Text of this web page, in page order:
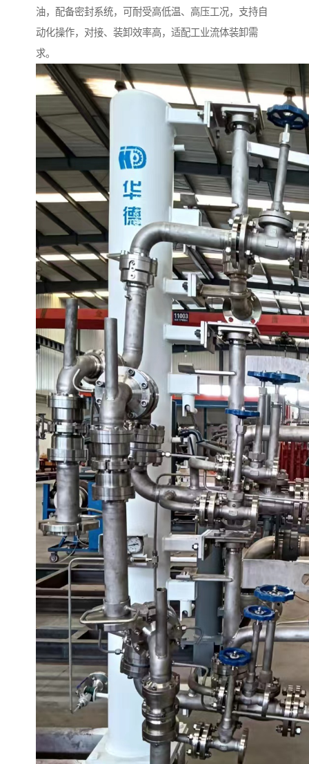
油，配备密封系统，可耐受高低温、高压工况，支持自
动化操作，对接、装卸效率高，适配工业流体装卸需
求。